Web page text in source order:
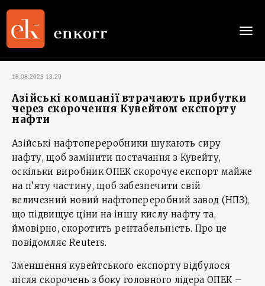
18.08.2023 13:29
Азійські компанії втрачають прибутки
через скорочення Кувейтом експорту
нафти
Азійські нафтопереробники шукають сиру
нафту, щоб замінити постачання з Кувейту,
оскільки виробник ОПЕК скорочує експорт майже
на п’яту частину, щоб забезпечити свій
величезний новий нафтопереробний завод (НПЗ),
що підвищує ціни на іншу кислу нафту та,
ймовірно, скоротить рентабельність. Про це
повідомляє Reuters.
Зменшення кувейтського експорту відбулося
після скорочень з боку головного лідера ОПЕК –